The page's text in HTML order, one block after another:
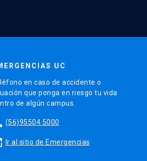
UC
en caso de accidente o
que ponga en riesgo tu vida
de algún campus.
(56)95504 5000
Ir al sitio de Emergencias